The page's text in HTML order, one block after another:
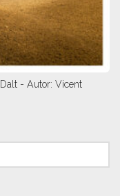
- Autor: Vicent